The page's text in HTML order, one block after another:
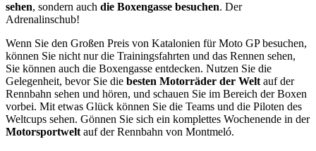
sehen, sondern auch die Boxengasse besuchen. Der
Adrenalinschub!
Wenn Sie den Großen Preis von Katalonien für Moto GP besuchen,
können Sie nicht nur die Trainingsfahrten und das Rennen sehen,
Sie können auch die Boxengasse entdecken. Nutzen Sie die
Gelegenheit, bevor Sie die besten Motorräder der Welt auf der
Rennbahn sehen und hören, und schauen Sie im Bereich der Boxen
vorbei. Mit etwas Glück können Sie die Teams und die Piloten des
Weltcups sehen. Gönnen Sie sich ein komplettes Wochenende in der
Motorsportwelt auf der Rennbahn von Montmeló.